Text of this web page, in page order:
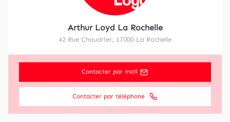
Arthur Loyd La Rochelle
42 Rue Chaudrier, 17000 La Rochelle
Contacter par mail
Contacter par téléphone